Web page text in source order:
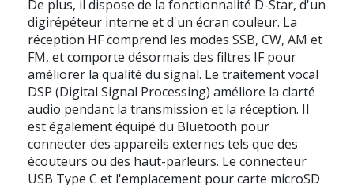
De plus, il dispose de la fonctionnalité D-Star, d'un
digirépéteur interne et d'un écran couleur. La
réception HF comprend les modes SSB, CW, AM et
FM, et comporte désormais des filtres IF pour
améliorer la qualité du signal. Le traitement vocal
DSP (Digital Signal Processing) améliore la clarté
audio pendant la transmission et la réception. Il
est également équipé du Bluetooth pour
connecter des appareils externes tels que des
écouteurs ou des haut-parleurs. Le connecteur
USB Type C et l'emplacement pour carte microSD